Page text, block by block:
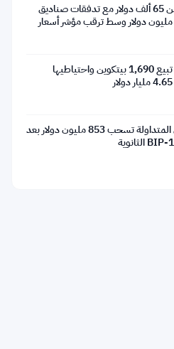
بيتكوين يقترب من 65 ألف دولار مع تدفقات صناديق
ETF بقيمة 854 مليون دولار وسط ترقب مؤشر أسعار
مايكروستراتيجي تبيع 1,690 بيتكوين واحتياطيها
صناديق بيتكوين المتداولة تسحب 853 مليون دولار بعد